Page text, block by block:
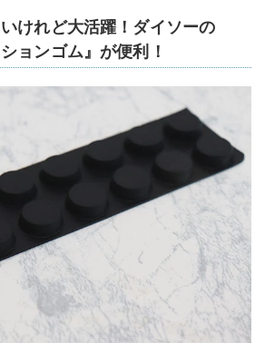
けれど大活躍！ダイソーの
ョンゴム』が便利！